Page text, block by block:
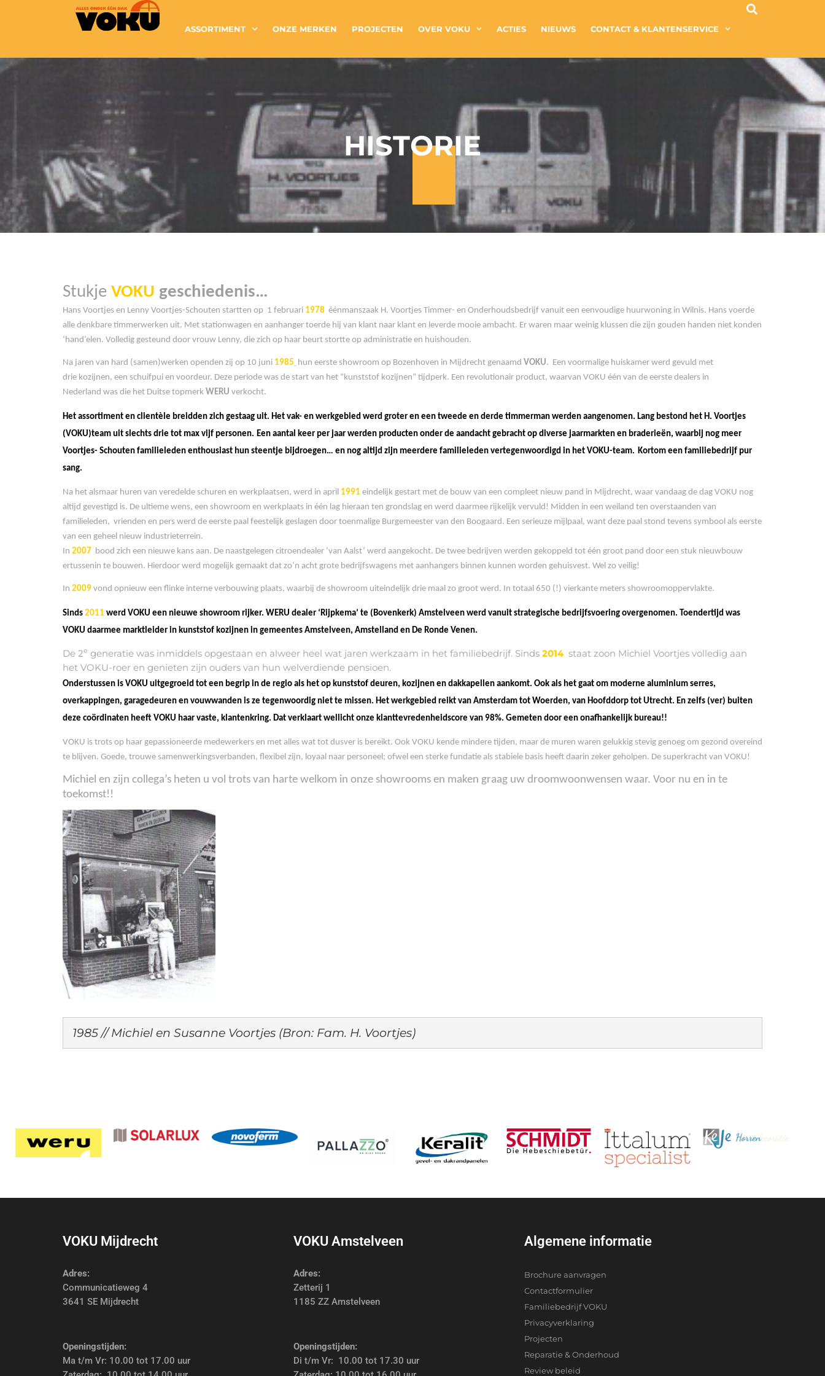
ASSORTIMENT ONZE MERKEN PROJECTEN OVER VOKU ACTIES NIEUWS CONTACT & KLANTENSERVICE
HISTORIE
Stukje VOKU geschiedenis…
Hans Voortjes en Lenny Voortjes-Schouten startten op 1 februari 1978 éénmanszaak H. Voortjes Timmer- en Onderhoudsbedrijf vanuit een eenvoudige huurwoning in Wilnis. Hans voerde
alle denkbare timmerwerken uit. Met stationwagen en aanhanger toerde hij van klant naar klant en leverde mooie ambacht. Er waren maar weinig klussen die zijn gouden handen niet konden
‘hand’elen. Volledig gesteund door vrouw Lenny, die zich op haar beurt stortte op administratie en huishouden.
Na jaren van hard (samen)werken openden zij op 10 juni 1985 hun eerste showroom op Bozenhoven in Mijdrecht genaamd VOKU. Een voormalige huiskamer werd gevuld met
drie kozijnen, een schuifpui en voordeur. Deze periode was de start van het “kunststof kozijnen” tijdperk. Een revolutionair product, waarvan VOKU één van de eerste dealers in
Nederland was die het Duitse topmerk WERU verkocht.
Het assortiment en clientèle breidden zich gestaag uit. Het vak- en werkgebied werd groter en een tweede en derde timmerman werden aangenomen. Lang bestond het H. Voortjes
(VOKU)team uit slechts drie tot max vijf personen. Een aantal keer per jaar werden producten onder de aandacht gebracht op diverse jaarmarkten en braderieën, waarbij nog meer
Voortjes- Schouten familieleden enthousiast hun steentje bijdroegen… en nog altijd zijn meerdere familieleden vertegenwoordigd in het VOKU-team. Kortom een familiebedrijf pur
sang.
Na het alsmaar huren van veredelde schuren en werkplaatsen, werd in april 1991 eindelijk gestart met de bouw van een compleet nieuw pand in Mijdrecht, waar vandaag de dag VOKU nog
altijd gevestigd is. De ultieme wens, een showroom en werkplaats in één lag hieraan ten grondslag en werd daarmee rijkelijk vervuld! Midden in een weiland ten overstaanden van
familieleden, vrienden en pers werd de eerste paal feestelijk geslagen door toenmalige Burgemeester van den Boogaard. Een serieuze mijlpaal, want deze paal stond tevens symbool als eerste
van een geheel nieuw industrieterrein.
In 2007 bood zich een nieuwe kans aan. De naastgelegen citroendealer ‘van Aalst’ werd aangekocht. De twee bedrijven werden gekoppeld tot één groot pand door een stuk nieuwbouw
ertussenin te bouwen. Hierdoor werd mogelijk gemaakt dat zo’n acht grote bedrijfswagens met aanhangers binnen kunnen worden gehuisvest. Wel zo veilig!
In 2009 vond opnieuw een flinke interne verbouwing plaats, waarbij de showroom uiteindelijk drie maal zo groot werd. In totaal 650 (!) vierkante meters showroomoppervlakte.
Sinds 2011 werd VOKU een nieuwe showroom rijker. WERU dealer ‘Rijpkema’ te (Bovenkerk) Amstelveen werd vanuit strategische bedrijfsvoering overgenomen. Toendertijd was
VOKU daarmee marktleider in kunststof kozijnen in gemeentes Amstelveen, Amstelland en De Ronde Venen.
De 2e generatie was inmiddels opgestaan en alweer heel wat jaren werkzaam in het familiebedrijf. Sinds 2014 staat zoon Michiel Voortjes volledig aan
het VOKU-roer en genieten zijn ouders van hun welverdiende pensioen.
Onderstussen is VOKU uitgegroeid tot een begrip in de regio als het op kunststof deuren, kozijnen en dakkapellen aankomt. Ook als het gaat om moderne aluminium serres,
overkappingen, garagedeuren en vouwwanden is ze tegenwoordig niet te missen. Het werkgebied reikt van Amsterdam tot Woerden, van Hoofddorp tot Utrecht. En zelfs (ver) buiten
deze coördinaten heeft VOKU haar vaste, klantenkring. Dat verklaart wellicht onze klanttevredenheidscore van 98%. Gemeten door een onafhankelijk bureau!!
VOKU is trots op haar gepassioneerde medewerkers en met alles wat tot dusver is bereikt. Ook VOKU kende mindere tijden, maar de muren waren gelukkig stevig genoeg om gezond overeind
te blijven. Goede, trouwe samenwerkingsverbanden, flexibel zijn, loyaal naar personeel; ofwel een sterke fundatie als stabiele basis heeft daarin zeker geholpen. De superkracht van VOKU!
Michiel en zijn collega’s heten u vol trots van harte welkom in onze showrooms en maken graag uw droomwoonwensen waar. Voor nu en in te
toekomst!!
1985 // Michiel en Susanne Voortjes (Bron: Fam. H. Voortjes)
VOKU Mijdrecht
Adres:
Communicatieweg 4
3641 SE Mijdrecht
Openingstijden:
Ma t/m Vr: 10.00 tot 17.00 uur
VOKU Amstelveen
Adres:
Zetterij 1
1185 ZZ Amstelveen
Openingstijden:
Di t/m Vr: 10.00 tot 17.30 uur
Algemene informatie
Brochure aanvragen
Contactformulier
Familiebedrijf VOKU
Privacyverklaring
Projecten
Reparatie & Onderhoud
Review beleid